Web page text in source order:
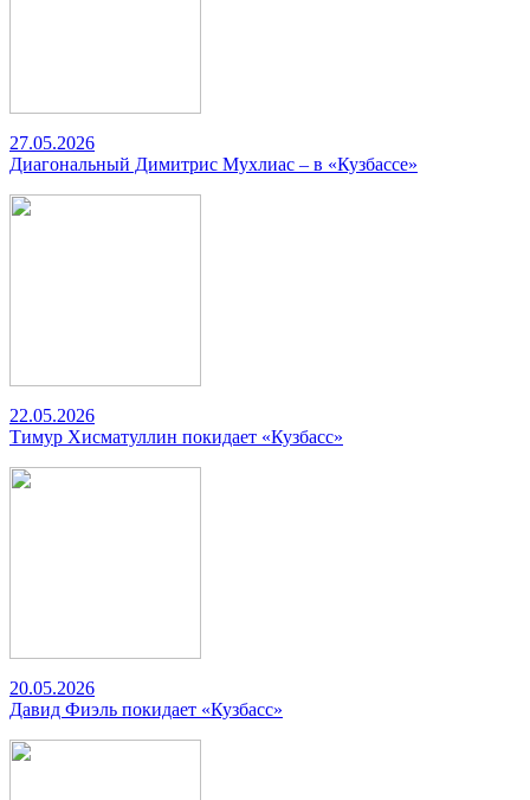
27.05.2026
Диагональный Димитрис Мухлиас – в «Кузбассе»
22.05.2026
Тимур Хисматуллин покидает «Кузбасс»
20.05.2026
Давид Фиэль покидает «Кузбасс»